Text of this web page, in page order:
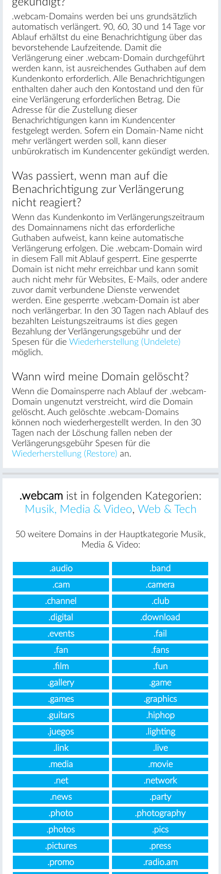
.webcam-Domains werden bei uns grundsätzlich
automatisch verlängert. 90, 60, 30 und 14 Tage vor
Ablauf erhältst du eine Benachrichtigung über das
bevorstehende Laufzeitende. Damit die
Verlängerung einer .webcam-Domain durchgeführt
werden kann, ist ausreichendes Guthaben auf dem
Kundenkonto erforderlich. Alle Benachrichtigungen
enthalten daher auch den Kontostand und den für
eine Verlängerung erforderlichen Betrag. Die
Adresse für die Zustellung dieser
Benachrichtigungen kann im Kundencenter
festgelegt werden. Sofern ein Domain-Name nicht
mehr verlängert werden soll, kann dieser
unbürokratisch im Kundencenter gekündigt werden.
Was passiert, wenn man auf die
Benachrichtigung zur Verlängerung
nicht reagiert?
Wenn das Kundenkonto im Verlängerungszeitraum
des Domainnamens nicht das erforderliche
Guthaben aufweist, kann keine automatische
Verlängerung erfolgen. Die .webcam-Domain wird
in diesem Fall mit Ablauf gesperrt. Eine gesperrte
Domain ist nicht mehr erreichbar und kann somit
auch nicht mehr für Websites, E-Mails, oder andere
zuvor damit verbundene Dienste verwendet
werden. Eine gesperrte .webcam-Domain ist aber
noch verlängerbar. In den 30 Tagen nach Ablauf des
bezahlten Leistungszeitraums ist dies gegen
Bezahlung der Verlängerungsgebühr und der
Spesen für die Wiederherstellung (Undelete)
möglich.
Wann wird meine Domain gelöscht?
Wenn die Domainsperre nach Ablauf der .webcam-
Domain ungenutzt verstreicht, wird die Domain
gelöscht. Auch gelöschte .webcam-Domains
können noch wiederhergestellt werden. In den 30
Tagen nach der Löschung fallen neben der
Verlängerungsgebühr Spesen für die
Wiederherstellung (Restore) an.
.webcam ist in folgenden Kategorien:
Musik, Media & Video, Web & Tech
50 weitere Domains in der Hauptkategorie Musik,
Media & Video:
.audio
.band
.cam
.camera
.channel
.club
.digital
.download
.events
.fail
.fan
.fans
.film
.fun
.gallery
.game
.games
.graphics
.guitars
.hiphop
.juegos
.lighting
.link
.live
.media
.movie
.net
.network
.news
.party
.photo
.photography
.photos
.pics
.pictures
.press
.promo
.radio.am